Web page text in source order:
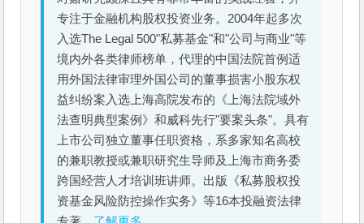
专注于金融机构股权投资业务。2004年起多次
入选The Legal 500"私募基金"和"公司与商业"等
境内外各类律师榜单，代理的中国法院首例适
用外国法律审理外国公司的董事损害小股东权
益纠纷案入选上海高院发布的《上海法院域外
法查明典型案例》和威科先行"要案头条"。具有
上市公司独立董事任职资格，系多家知名高校
的兼职教授或兼职研究生导师及上海市商务委
跨国经营人才培训班讲师。出版《私募股权投
资基金风险防控操作实务》等16本投融资法律